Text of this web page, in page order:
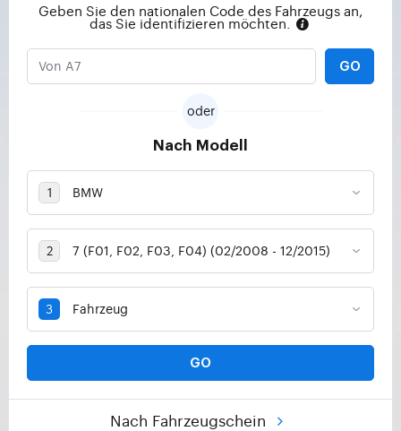
Geben Sie den nationalen Code des Fahrzeugs an,
das Sie identifizieren möchten.
GO
oder
Nach Modell
GO
Nach Fahrzeugschein